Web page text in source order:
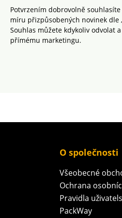
Potvrzením dobrovolně
míru přizpůsobených novinek dle
Souhlas můžete kdykoliv odvolat
přímému marketingu.
O společnosti
Všeobecné
Ochrana
Pravidla
PackWay